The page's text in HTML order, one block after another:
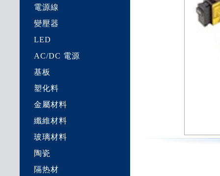
電源線
變壓器
LED
AC/DC 電源
基板
塑化料
金屬材料
纖維材料
玻璃材料
陶瓷
隔热材